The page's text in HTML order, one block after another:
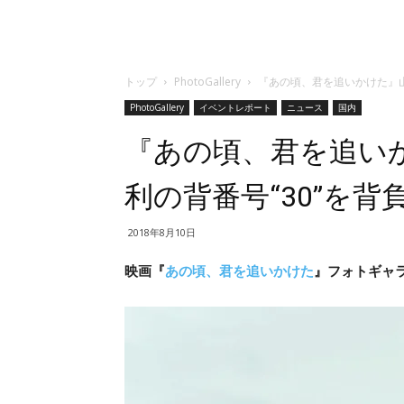
トップ PhotoGallery 『あの頃、君を追いかけた
PhotoGallery イベントレポート ニュース 国内
『あの頃、君を追
利の背番号“30”を背
2018年8月10日
映画『あの頃、君を追いかけた 』フォトギャ